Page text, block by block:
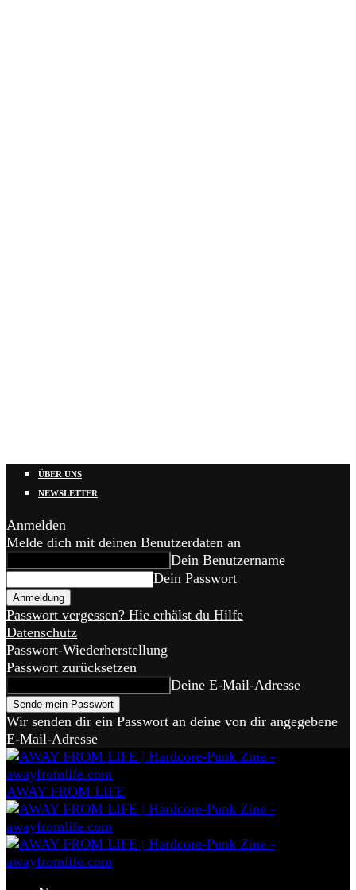
ÜBER UNS
NEWSLETTER
Anmelden
Melde dich mit deinen Benutzerdaten an
Dein Benutzername
Dein Passwort
Passwort vergessen? Hie erhälst du Hilfe
Datenschutz
Passwort-Wiederherstellung
Passwort zurücksetzen
Deine E-Mail-Adresse
Wir senden dir ein Passwort an deine von dir angegebene
E-Mail-Adresse
AWAY FROM LIFE